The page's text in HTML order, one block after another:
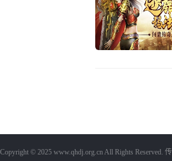
Copyright © 2025 www.qhdj.org.cn All Rights Reserved.